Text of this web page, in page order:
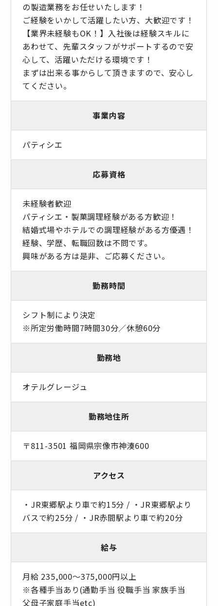
の製造業務をお任せいたします！
ご経験をいかして活躍したい方、大歓迎です！
【業界未経験もOK！】入社後は経験スキルに
あわせて、先輩スタッフがサポートするので安
心して、活躍いただける環境です！
まずは出来る事からして頂きますので、安心し
てください。
事業内容
パティシエ
応募資格
未経験者歓迎
パティシエ・製菓調理経験がある方歓迎！
結婚式場やホテルでの調理経験がある方優遇！
経験、学歴、転職回数は不問です。
興味がある方は是非、ご応募ください。
勤務時間
シフト制により決定
※所定労働時間7時間30分／休憩60分
勤務地
オテルグレージュ
勤務地住所
〒811-3501 福岡県宗像市神湊600
アクセス
・JR東郷駅より車で約15分 / ・JR東郷駅より
バスで約25分 / ・JR赤間駅より車で約20分
給与
月給 235,000～375,000円以上
※各種手当あり(通勤手当 役職手当 家族手当
父母子家庭手当etc)